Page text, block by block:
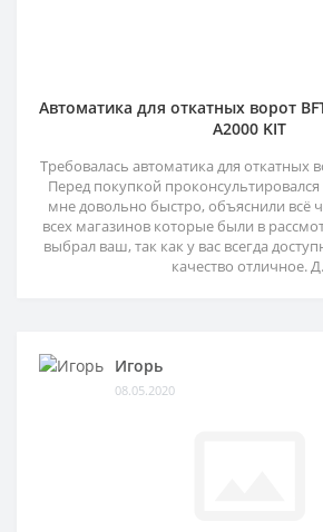
Автоматика для откатных ворот
A2000 KIT
Требовалась автоматика для откатных
Перед покупкой проконсультировался
мне довольно быстро, объяснили всё
всех магазинов которые были в
выбрал ваш, так как у вас всегда
качество отличное.
Игорь
08.05.2020